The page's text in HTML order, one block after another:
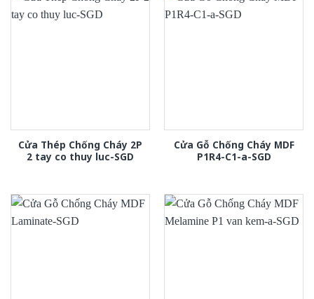
Cửa Thép Chống Cháy 2P
2 tay co thuy luc-SGD
Cửa Gỗ Chống Cháy MDF
P1R4-C1-a-SGD